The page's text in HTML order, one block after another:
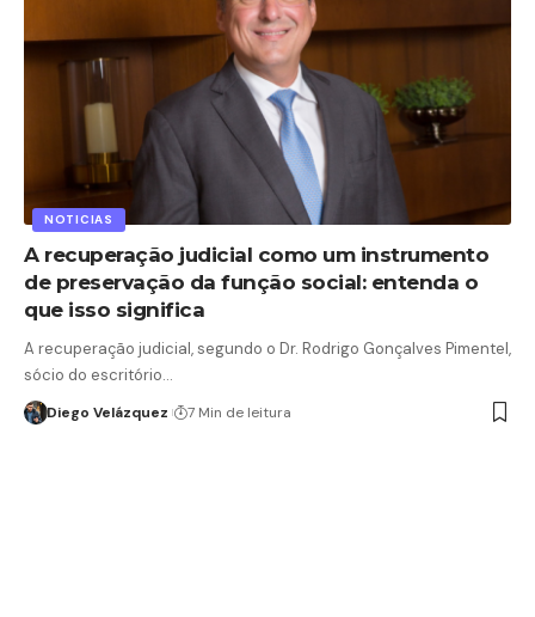
NOTICIAS
A recuperação judicial como um instrumento
de preservação da função social: entenda o
que isso significa
A recuperação judicial, segundo o Dr. Rodrigo Gonçalves Pimentel,
sócio do escritório…
Diego Velázquez 7 Min de leitura